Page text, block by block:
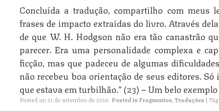
Concluída a tradução, compartilho com meus
frases de impacto extraídas do livro. Através
de que W. H. Hodgson não era tão canastrão
parecer. Era uma personalidade complexa e
ficção, mas que padeceu de algumas
não recebeu boa orientação de seus editores.
que estava em turbilhão.” (23) – Um belo
Posted on 21 de setembro de 2016. Posted in Fragmentos,Traduções |